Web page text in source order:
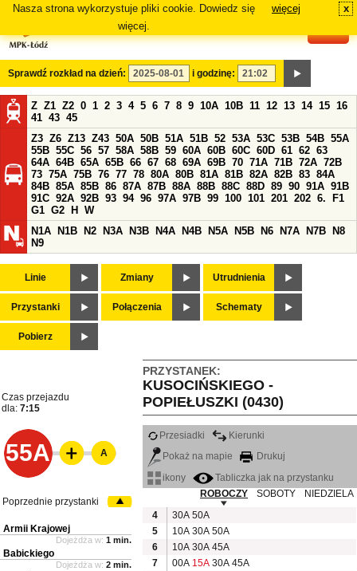
Nasza strona wykorzystuje pliki cookie. Dowiedz się
więcej.
więcej x
Sprawdź rozkład na dzień: i godzinę:
Z Z1 Z2 0 1 2 3 4 5 6 7 8 9 10A 10B 11 12 13 14 15 16
41 43 45
Z3 Z6 Z13 Z43 50A 50B 51A 51B 52 53A 53C 53B 54B 55A
55B 55C 56 57 58A 58B 59 60A 60B 60C 60D 61 62 63
64A 64B 65A 65B 66 67 68 69A 69B 70 71A 71B 72A 72B
73 75A 75B 76 77 78 80A 80B 81A 81B 82A 82B 83 84A
84B 85A 85B 86 87A 87B 88A 88B 88C 88D 89 90 91A 91B
91C 92A 92B 93 94 96 97A 97B 99 100 101 201 202 6.
F1
G1 G2 H
W
N1A
N1B N2 N3A N3B N4A N4B N5A N5B N6 N7A N7B
N8
N9
Linie Zmiany Utrudnienia
Przystanki Połączenia Schematy
Pobierz
PRZYSTANEK:
KUSOCIŃSKIEGO -
POPIEŁUSZKI (0430)
Czas przejazdu
dla: 7:15
55A
Przesiadki
Kierunki
Pokaż na mapie
Drukuj
ikony
Tabliczka jak na przystanku
ROBOCZY
SOBOTY
NIEDZIELA
4
30A 50A
5
10A 30A 50A
6
10A 30A 45A
7
00A 15A 30A 45A
A
Poprzednie przystanki
Armii Krajowej
Dojeżdża w: 1 min.
Babickiego
Dojeżdża w: 2 min.